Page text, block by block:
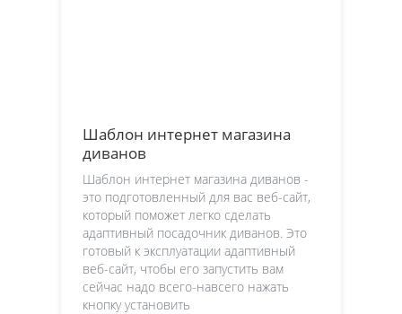
Шаблон интернет магазина
диванов
Шаблон интернет магазина диванов -
это подготовленный для вас веб-сайт,
который поможет легко сделать
адаптивный посадочник диванов. Это
готовый к эксплуатации адаптивный
веб-сайт, чтобы его запустить вам
сейчас надо всего-навсего нажать
кнопку установить